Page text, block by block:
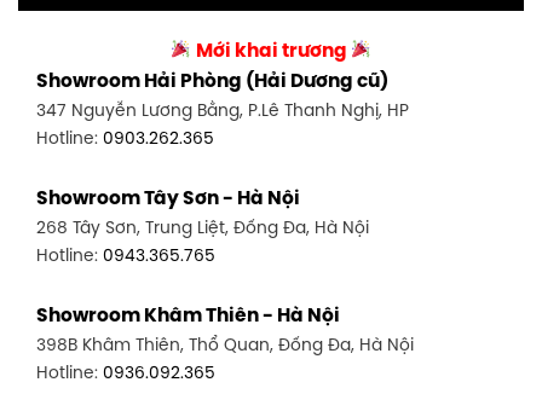
0986.71.8448
Showroom Thuận An - Bình Dương
66 đường DT743, An Phú, Thuận An, Bình Dương
Showroom Biên Hòa - Đồng Nai
452 Nguyễn Ái Quốc, Tân Tiến, TP. Biên Hòa, Đồng Nai
27-29 Nguyễn Sỹ Sách, Hưng Bình, TP Vinh, Nghệ An
Hotline:0943.960.966
Showroom Buôn Ma Thuột
Hotline:0934.02.18.18
Mới khai trương
Showroom Hải Phòng (Hải Dương cũ)
347 Nguyễn Lương Bằng, P.Lê Thanh Nghị, HP
Hotline: 0903.262.365
Showroom Tây Sơn - Hà Nội
268 Tây Sơn, Trung Liệt, Đống Đa, Hà Nội
Hotline: 0943.365.765
Showroom Khâm Thiên - Hà Nội
398B Khâm Thiên, Thổ Quan, Đống Đa, Hà Nội
Hotline: 0936.092.365